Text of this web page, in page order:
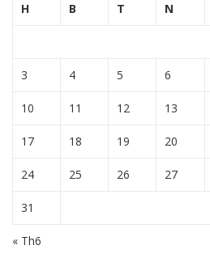
H B T N
3 4 5 6
10 11 12 13
17 18 19 20
24 25 26 27
31
« Th6